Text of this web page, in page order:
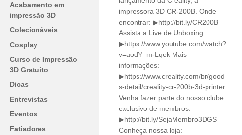
Acabamento em
impressão 3D
Colecionáveis
Cosplay
Curso de Impressão
3D Gratuito
Dicas
Entrevistas
Eventos
Fatiadores
impressora 3D CR-200B. Onde
encontrar: ▶http://bit.ly/CR200B
Assista a Live de Unboxing:
▶https://www.youtube.com/watch?
v=aodY_m-Lqek Mais
informações:
▶https://www.creality.com/br/good
s-detail/creality-cr-200b-3d-printer
Venha fazer parte do nosso clube
exclusivo de membros:
▶http://bit.ly/SejaMembro3DGS
Conheça nossa loja: